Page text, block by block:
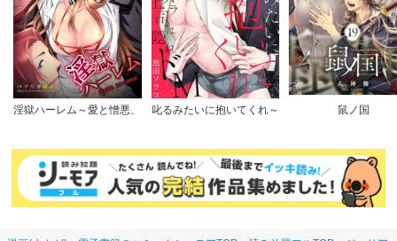
淫獄ハーレム～愛と憎悪、
叱るみたいに抱いてくれ～
鼠ノ国